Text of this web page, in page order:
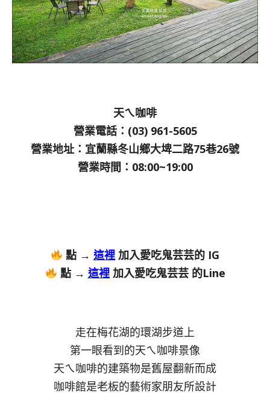
天ㄟ咖啡
營業電話：(03) 961-5605
營業地址：宜蘭縣冬山鄉大埤二路75巷26號
營業時間：08:00~19:00
點 → 這裡 加入愛吃鬼芸芸的 IG
點 → 這裡加入愛吃鬼芸芸 的Line
走在梅花湖的環湖步道上
第一眼看到的天ㄟ咖啡景像
天ㄟ咖啡的建築物是舊屋翻新而成
咖啡館是老板的藝術家朋友所設計